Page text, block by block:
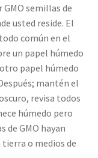
semillas de
usted reside. El
común en el
un papel húmedo
papel húmedo
mantén el
revisa todos
húmedo pero
de GMO hayan
o medios de